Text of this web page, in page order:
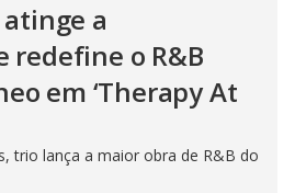
atinge a
redefine o R&B
em ‘Therapy At
trio lança a maior obra de R&B do